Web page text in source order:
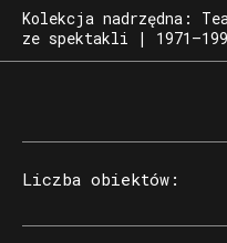
Kolekcja nadrzędna:
ze spektakli |
Liczba obiektów :